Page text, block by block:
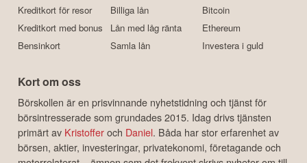
Kreditkort för resor
Kreditkort med bonus
Bensinkort
Billiga lån
Lån med låg ränta
Samla lån
Bitcoin
Ethereum
Investera i guld
Kort om oss
Börskollen är en prisvinnande nyhetstidning och tjänst för
börsintresserade som grundades 2015. Idag drivs tjänsten
primärt av Kristofferoch Daniel. Båda har stor erfarenhet av
börsen, aktier, investeringar, privatekonomi, företagande och